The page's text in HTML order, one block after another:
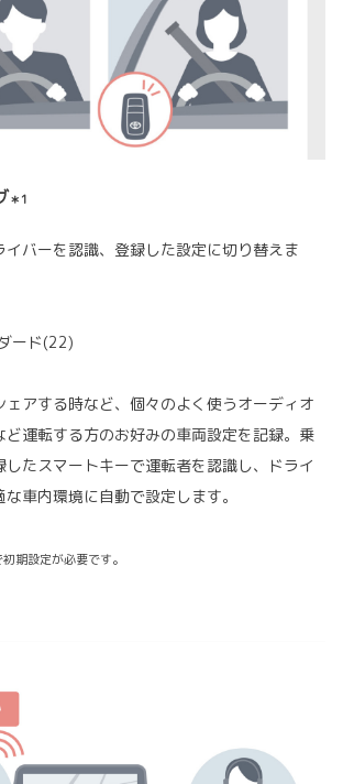
＊1
イバーを認識、登録した設定に切り替えま
ード(22)
ェアする時など、個々のよく使うオーディオ
ど運転する方のお好みの車両設定を記録。乗
したスマートキーで運転者を認識し、ドライ
車内環境に自動で設定します。
期設定が必要です。